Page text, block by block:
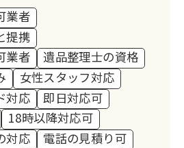
業者
提携
業者
遺品整理士の資格
女性スタッフ対応
対応
即日対応可
18時以降対応可
対応
電話の見積り可